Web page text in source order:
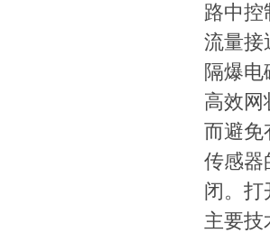
路中控
流量接
隔爆
高效网
而避免
传感器
闭。打
主要技